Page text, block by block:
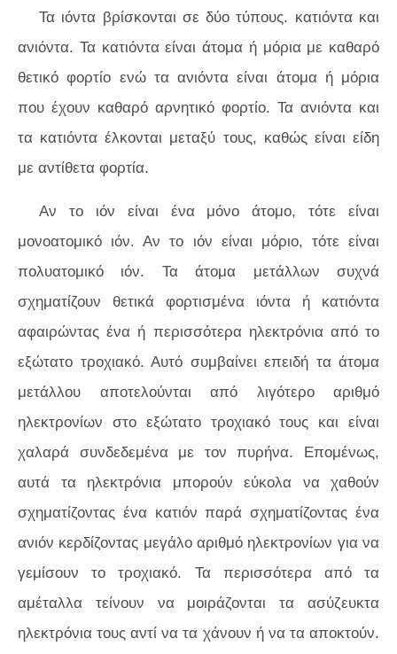
Τα ιόντα βρίσκονται σε δύο τύπους. κατιόντα και
ανιόντα. Τα κατιόντα είναι άτομα ή μόρια με καθαρό
θετικό φορτίο ενώ τα ανιόντα είναι άτομα ή μόρια
που έχουν καθαρό αρνητικό φορτίο. Τα ανιόντα και
τα κατιόντα έλκονται μεταξύ τους, καθώς είναι είδη
με αντίθετα φορτία.
Αν το ιόν είναι ένα μόνο άτομο, τότε είναι
μονοατομικό ιόν. Αν το ιόν είναι μόριο, τότε είναι
πολυατομικό ιόν. Τα άτομα μετάλλων συχνά
σχηματίζουν θετικά φορτισμένα ιόντα ή κατιόντα
αφαιρώντας ένα ή περισσότερα ηλεκτρόνια από το
εξώτατο τροχιακό. Αυτό συμβαίνει επειδή τα άτομα
μετάλλου αποτελούνται από λιγότερο αριθμό
ηλεκτρονίων στο εξώτατο τροχιακό τους και είναι
χαλαρά συνδεδεμένα με τον πυρήνα. Επομένως,
αυτά τα ηλεκτρόνια μπορούν εύκολα να χαθούν
σχηματίζοντας ένα κατιόν παρά σχηματίζοντας ένα
ανιόν κερδίζοντας μεγάλο αριθμό ηλεκτρονίων για να
γεμίσουν το τροχιακό. Τα περισσότερα από τα
αμέταλλα τείνουν να μοιράζονται τα ασύζευκτα
ηλεκτρόνια τους αντί να τα χάνουν ή να τα αποκτούν.